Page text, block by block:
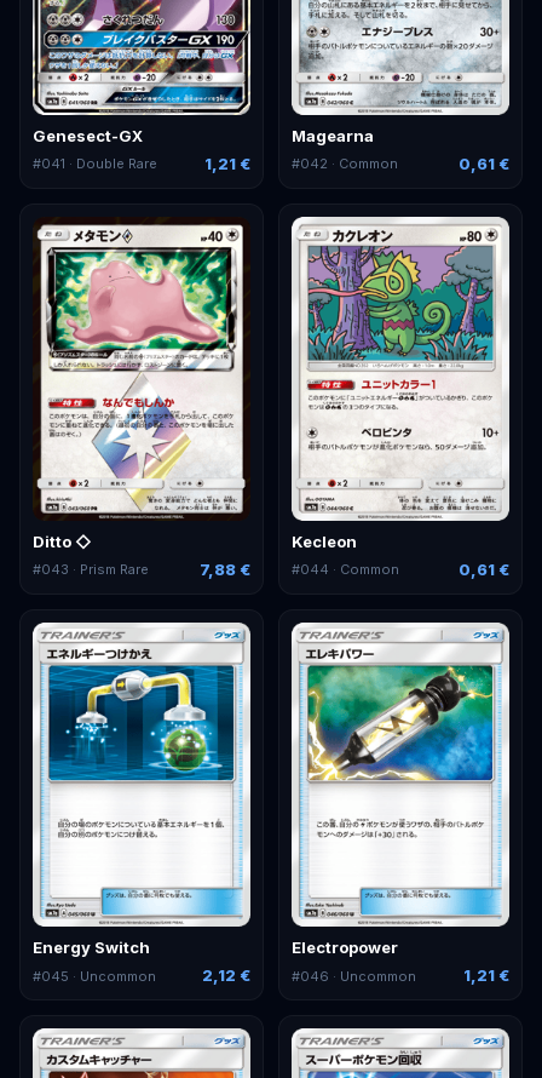
Genesect-GX
#041 · Double Rare 1,21 €
Magearna
#042 · Common 0,61 €
Ditto ◇
#043 · Prism Rare 7,88 €
Kecleon
#044 · Common 0,61 €
Energy Switch
#045 · Uncommon 2,12 €
Electropower
#046 · Uncommon 1,21 €